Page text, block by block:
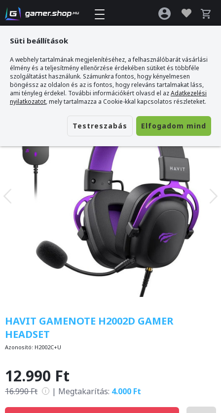
Gamer webshop >Havit Gamenote H2002D Gamer Headset
HAVIT GAMENOTE H2002D GAMER
HEADSET
Azonosító: H2002C+U
12.990 Ft
16.990 Ft i | Megtakarítás: 4.000 Ft
Süti beállítások
A webhely tartalmának megjelenítéséhez, a felhasználóbarát vásárlási
élmény és a teljesítmény ellenőrzése érdekében sütiket és többféle
szolgáltatást használunk. Számunkra fontos, hogy kényelmesen
böngéssz az oldalon és az is fontos, hogy releváns tartalmakat láss,
ami tényleg érdekel. További információkért olvasd el azAdatkezelési
nyilatkozatot, mely tartalmazza a Cookie-kkal kapcsolatos részleteket.
Testreszabás Elfogadom mind